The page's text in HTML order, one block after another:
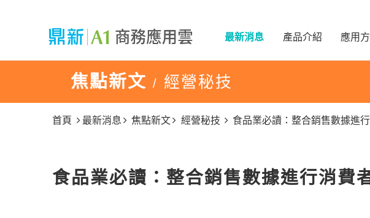
最新消息 產品介紹 應用
焦點新文 / 經營秘技
首頁 最新消息 焦點新文 經營秘技 食品業必讀：整合銷售數據進
食品業必讀：整合銷售數據進行消費